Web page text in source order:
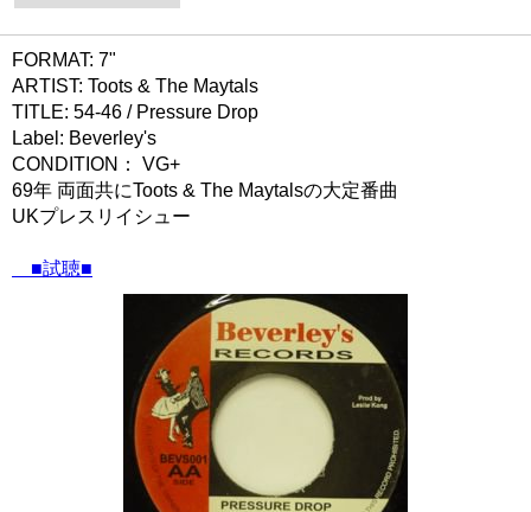
FORMAT: 7"
ARTIST: Toots & The Maytals
TITLE: 54-46 / Pressure Drop
Label: Beverley's
CONDITION： VG+
69年 両面共にToots & The Maytalsの大定番曲
UKプレスリイシュー
■試聴■